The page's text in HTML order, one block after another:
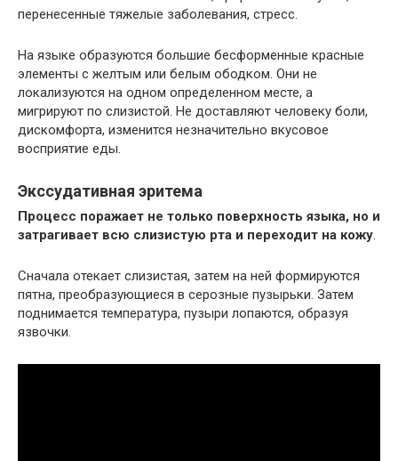
перенесенные тяжелые заболевания, стресс.
На языке образуются большие бесформенные красные
элементы с желтым или белым ободком. Они не
локализуются на одном определенном месте, а
мигрируют по слизистой. Не доставляют человеку боли,
дискомфорта, изменится незначительно вкусовое
восприятие еды.
Экссудативная эритема
Процесс поражает не только поверхность языка, но и
затрагивает всю слизистую рта и переходит на кожу.
Сначала отекает слизистая, затем на ней формируются
пятна, преобразующиеся в серозные пузырьки. Затем
поднимается температура, пузыри лопаются, образуя
язвочки.